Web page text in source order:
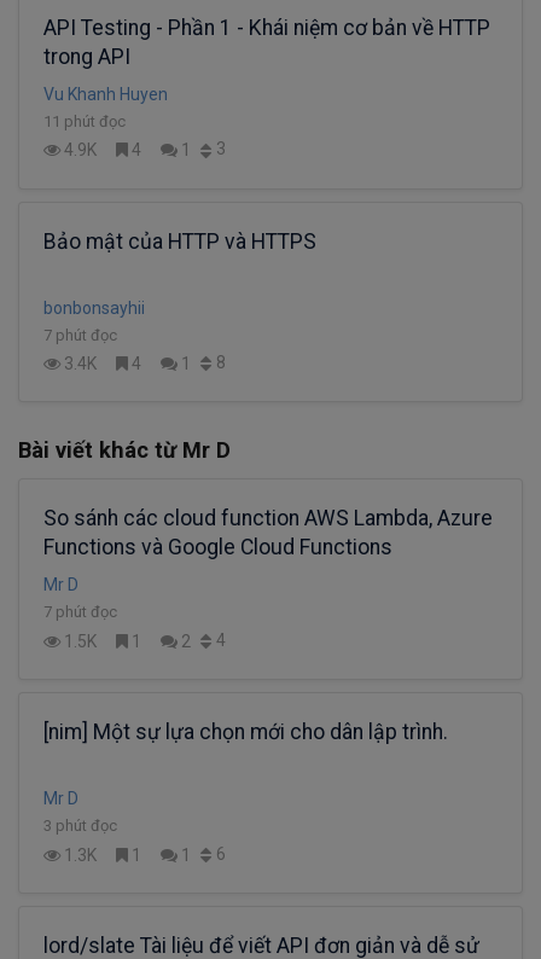
API Testing - Phần 1 - Khái niệm cơ bản về HTTP
trong API
Vu Khanh Huyen
11 phút đọc
4.9K 4 1 3
Bảo mật của HTTP và HTTPS
bonbonsayhii
7 phút đọc
3.4K 4 1 8
Bài viết khác từ Mr D
So sánh các cloud function AWS Lambda, Azure
Functions và Google Cloud Functions
Mr D
7 phút đọc
1.5K 1 2 4
[nim] Một sự lựa chọn mới cho dân lập trình.
Mr D
3 phút đọc
1.3K 1 1 6
lord/slate Tài liệu để viết API đơn giản và dễ sử